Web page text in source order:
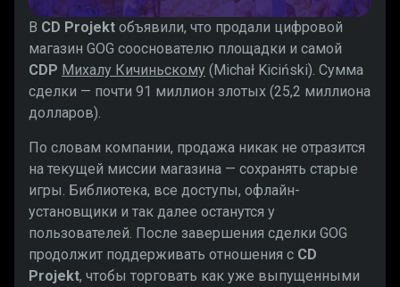
В CD Projekt объявили, что продали цифровой
магазин GOG сооснователю площадки и самой
CDP Михалу Кичиньскому (Michał Kiciński). Сумма
сделки — почти 91 миллион злотых (25,2 миллиона
долларов).
По словам компании, продажа никак не отразится
на текущей миссии магазина — сохранять старые
игры. Библиотека, все доступы, офлайн-
установщики и так далее останутся у
пользователей. После завершения сделки GOG
продолжит поддерживать отношения с CD
Projekt, чтобы торговать как уже выпущенными